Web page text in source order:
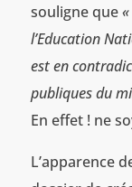
souligne que
l’Education
est en
publiques du
En effet ! ne
L’apparence